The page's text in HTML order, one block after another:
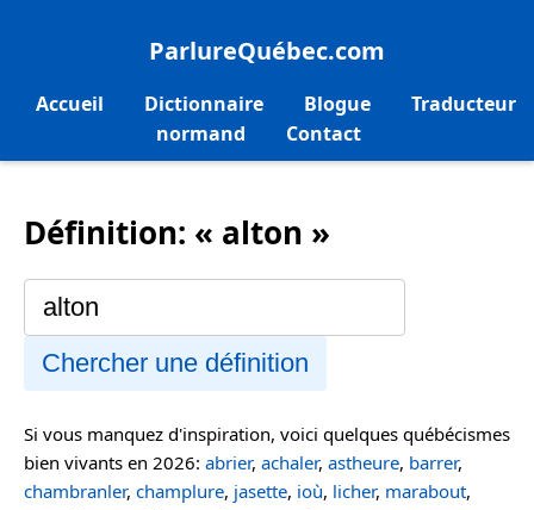
ParlureQuébec.com
Accueil Dictionnaire Blogue
Traducteur
normand
Contact
Définition: « alton »
Chercher une définition
Si vous manquez d'inspiration, voici quelques québécismes
bien vivants en 2026: abrier, achaler, astheure, barrer,
chambranler, champlure, jasette, ioù, licher, marabout,